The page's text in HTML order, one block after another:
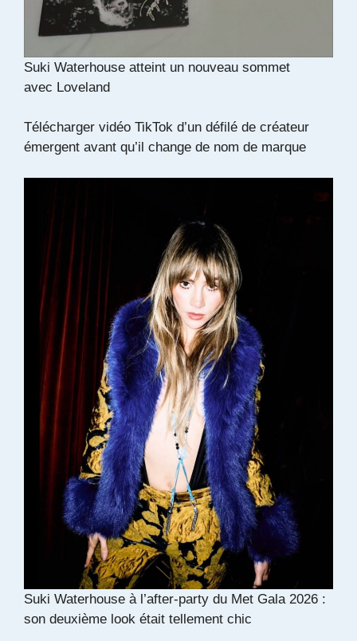
Suki Waterhouse atteint un nouveau sommet
avec Loveland
Télécharger vidéo TikTok d’un défilé de créateur
émergent avant qu’il change de nom de marque
Suki Waterhouse à l’after-party du Met Gala 2026 :
son deuxième look était tellement chic